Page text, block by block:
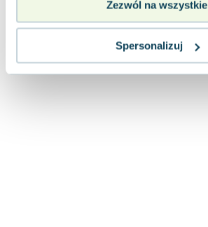
Zezwól na wszystkie
Spersonalizuj
Ajahn Brahm
Jacek Walkiewicz